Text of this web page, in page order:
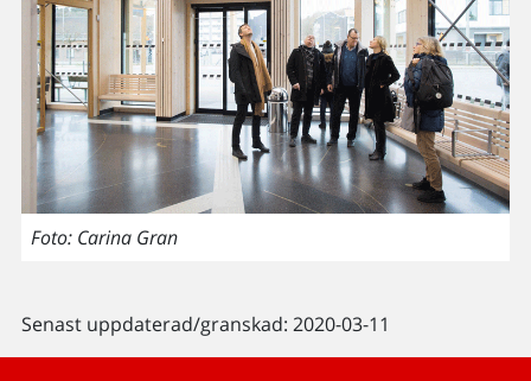
Foto: Carina Gran
Senast uppdaterad/granskad: 2020-03-11